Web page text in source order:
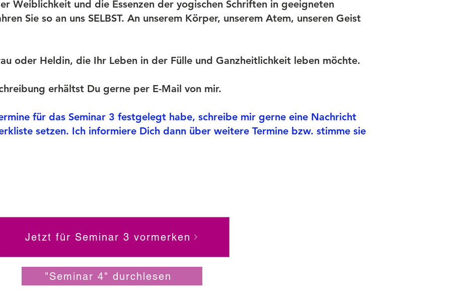
Weiblichkeit und die Essenzen der yogischen Schriften in geeigneten
Sie so an uns SELBST. An unserem Körper, unserem Atem, unseren Geist
oder Heldin, die Ihr Leben in der Fülle und Ganzheitlichkeit leben möchte.
erhältst Du gerne per E-Mail von mir.
für das Seminar 3 festgelegt habe, schreibe mir gerne eine Nachricht
setzen. Ich informiere Dich dann über weitere Termine bzw. stimme sie
Jetzt für Seminar 3 vormerken
"Seminar 4" durchlesen